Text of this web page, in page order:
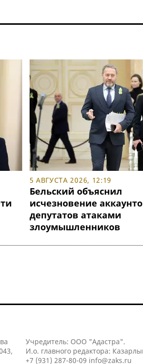
5 АВГУСТА 2026, 12:19
Бельский объяснил
исчезновение
депутатов атаками
злоумышленников
Учредитель: ООО "Адастра".
И.о. главного редактора:
+7 (931) 287-80-09 info@zaks.ru